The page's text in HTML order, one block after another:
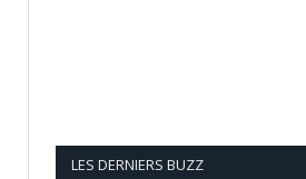
LES DERNIERS BUZZ